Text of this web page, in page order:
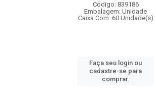
Código: 839186
Embalagem: Unidade
Caixa Com: 60 Unidade(s)
Faça seu login ou
cadastre-se para
comprar.